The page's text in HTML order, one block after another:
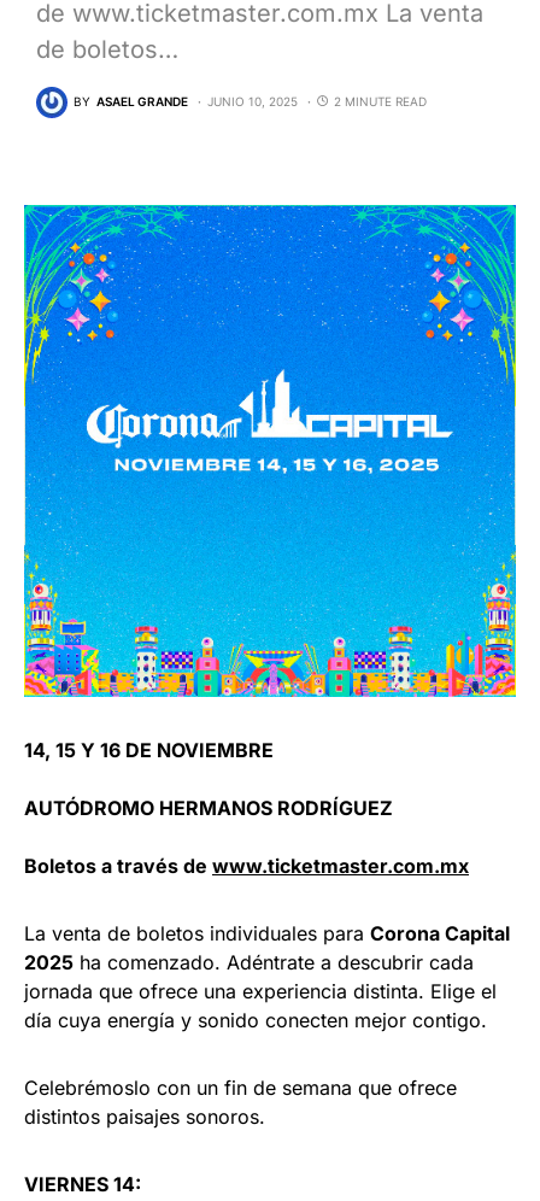
de www.ticketmaster.com.mx La venta
de boletos…
BY ASAEL GRANDE JUNIO 10, 2025 2 MINUTE READ
14, 15 Y 16 DE NOVIEMBRE
AUTÓDROMO HERMANOS RODRÍGUEZ
Boletos a través de www.ticketmaster.com.mx
La venta de boletos individuales para Corona Capital
2025 ha comenzado. Adéntrate a descubrir cada
jornada que ofrece una experiencia distinta. Elige el
día cuya energía y sonido conecten mejor contigo.
Celebrémoslo con un fin de semana que ofrece
distintos paisajes sonoros.
VIERNES 14: